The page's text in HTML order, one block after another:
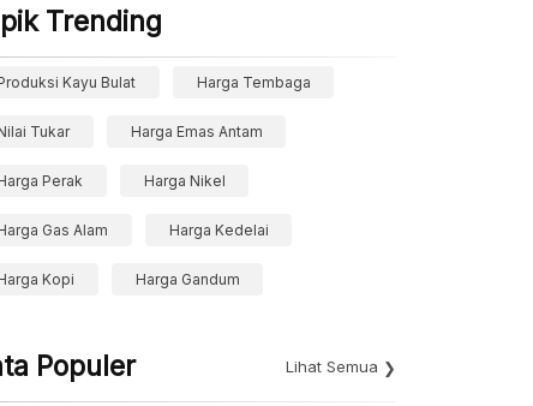
Trending
Kayu Bulat Harga Tembaga
Tukar Harga Emas Antam
Perak Harga Nikel
Gas Alam Harga Kedelai
Kopi Harga Gandum
Populer Lihat Semua